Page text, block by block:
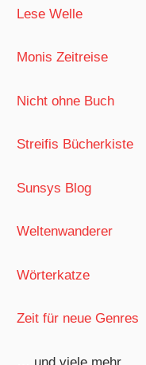
Lese Welle
Monis Zeitreise
Nicht ohne Buch
Streifis Bücherkiste
Sunsys Blog
Weltenwanderer
Wörterkatze
Zeit für neue Genres
… und viele mehr